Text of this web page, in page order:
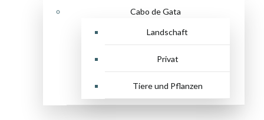
Cabo de Gata
Landschaft
Privat
Tiere und Pflanzen